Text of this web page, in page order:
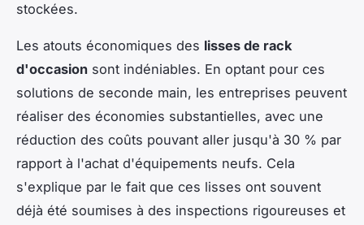
stockées.
Les atouts économiques des lisses de rack
d'occasion sont indéniables. En optant pour ces
solutions de seconde main, les entreprises peuvent
réaliser des économies substantielles, avec une
réduction des coûts pouvant aller jusqu'à 30 % par
rapport à l'achat d'équipements neufs. Cela
s'explique par le fait que ces lisses ont souvent
déjà été soumises à des inspections rigoureuses et